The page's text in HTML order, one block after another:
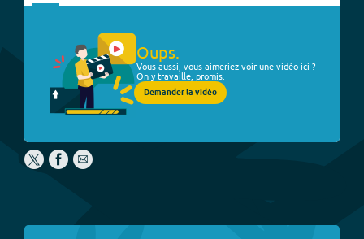
Oups.
Vous aussi, vous aimeriez voir une vidéo ici ?
On y travaille, promis.
Demander la vidéo